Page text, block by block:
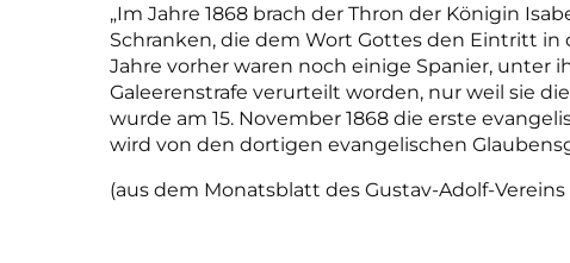
„Im Jahre 1868 brach der Thron der Königin
Schranken, die dem Wort Gottes den Eintritt
Jahre vorher waren noch einige Spanier, unter
Galeerenstrafe verurteilt worden, nur weil sie
wurde am 15. November 1868 die erste
wird von den dortigen evangelischen
(aus dem Monatsblatt des Gustav-Adolf-Vereins